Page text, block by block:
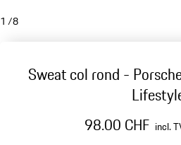
1 /8
Sweat col rond -
98.00 CHF incl.